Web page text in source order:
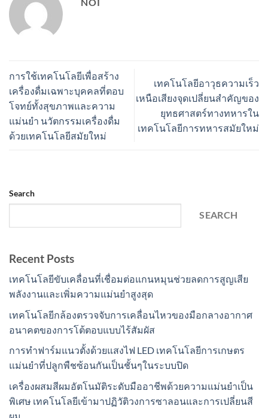
NOI
การใช้เทคโนโลยีเพื่อสร้าง
เครื่องดื่มเฉพาะบุคคลที่ตอบ
โจทย์ทั้งสุขภาพและความ
แม่นยำ นวัตกรรมเครื่องดื่ม
ด้วยเทคโนโลยีสมัยใหม่
เทคโนโลยีอาวุธความเร็ว
เหนือเสียงจุดเปลี่ยนสำคัญของ
ยุทธศาสตร์ทางทหารใน
เทคโนโลยีการทหารสมัยใหม่
Search
SEARCH
Recent Posts
เทคโนโลยีขับเคลื่อนที่เชื่อมต่อแกนหมุนช่วยลดการสูญเสีย
พลังงานและเพิ่มความแม่นยำสูงสุด
เทคโนโลยีกล้องตรวจจับการเคลื่อนไหวของมือกลางอากาศ
อนาคตของการโต้ตอบแบบไร้สัมผัส
การทำฟาร์มแนวตั้งด้วยแสงไฟ LED เทคโนโลยีการเกษตร
แม่นยำที่ปลูกพืชซ้อนกันเป็นชั้นๆในระบบปิด
เครื่องผสมสีผมอัตโนมัติระดับมืออาชีพด้วยความแม่นยำเป็น
พิเศษ เทคโนโลยีเข้ามาปฏิวัติวงการซาลอนและการเปลี่ยนสี